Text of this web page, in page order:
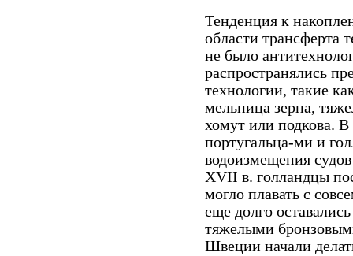
Тенденция к
области трансферта
не было
распространялись
технологии, такие
мельница зерна,
хомут или подкова.
португальца-ми и
водоизмещения
XVII в. голландцы
могло плавать с
еще долго
тяжелыми
Швеции начали